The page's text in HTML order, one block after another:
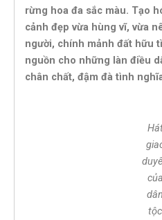
rừng hoa đa sắc màu. Tạo
cảnh đẹp vừa hùng vĩ, vừa
người, chính mảnh đất hữu
nguồn cho những làn điều
chân chất, đậm đà tình
của
dân
tộc